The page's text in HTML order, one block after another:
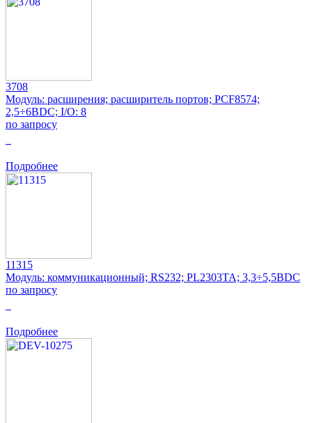
3708
Модуль: расширения; расширитель портов; PCF8574;
2,5÷6ВDC; I/O: 8
по запросу
Подробнее
11315
Модуль: коммуникационный; RS232; PL2303TA; 3,3÷5,5ВDC
по запросу
Подробнее